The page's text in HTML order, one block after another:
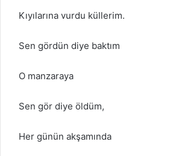
Kıyılarına vurdu küllerim.
Sen gördün diye baktım
O manzaraya
Sen gör diye öldüm,
Her günün akşamında